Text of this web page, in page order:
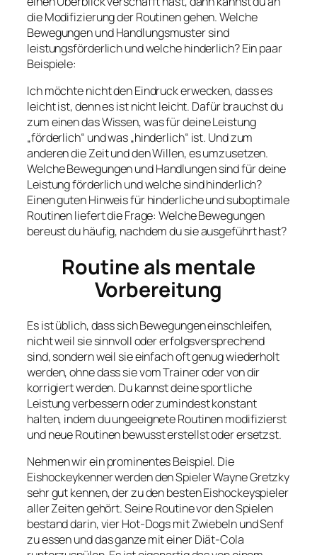
die Modifizierung der Routinen gehen. Welche
Bewegungen und Handlungsmuster sind
leistungsförderlich und welche hinderlich? Ein paar
Beispiele:
Ich möchte nicht den Eindruck erwecken, dass es
leicht ist, denn es ist nicht leicht. Dafür brauchst du
zum einen das Wissen, was für deine Leistung
„förderlich“ und was „hinderlich“ ist. Und zum
anderen die Zeit und den Willen, es umzusetzen.
Welche Bewegungen und Handlungen sind für deine
Leistung förderlich und welche sind hinderlich?
Einen guten Hinweis für hinderliche und suboptimale
Routinen liefert die Frage: Welche Bewegungen
bereust du häufig, nachdem du sie ausgeführt hast?
Routine als mentale
Vorbereitung
Es ist üblich, dass sich Bewegungen einschleifen,
nicht weil sie sinnvoll oder erfolgsversprechend
sind, sondern weil sie einfach oft genug wiederholt
werden, ohne dass sie vom Trainer oder von dir
korrigiert werden. Du kannst deine sportliche
Leistung verbessern oder zumindest konstant
halten, indem du ungeeignete Routinen modifizierst
und neue Routinen bewusst erstellst oder ersetzst.
Nehmen wir ein prominentes Beispiel. Die
Eishockeykenner werden den Spieler Wayne Gretzky
sehr gut kennen, der zu den besten Eishockeyspieler
aller Zeiten gehört. Seine Routine vor den Spielen
bestand darin, vier Hot-Dogs mit Zwiebeln und Senf
zu essen und das ganze mit einer Diät-Cola